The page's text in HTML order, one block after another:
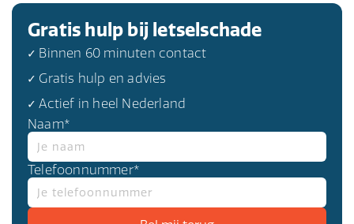
Gratis hulp bij letselschade
✓ Binnen 60 minuten contact
✓ Gratis hulp en advies
✓ Actief in heel Nederland
Naam*
Telefoonnummer*